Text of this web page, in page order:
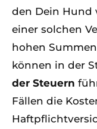
den Dein Hund
einer solchen
hohen
können in der
der Steuern
Fällen die